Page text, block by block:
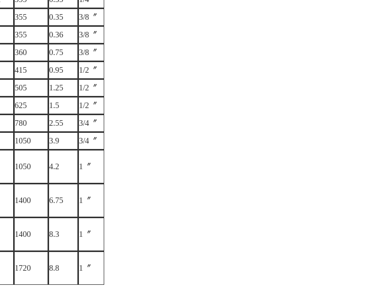
355 0.35 3/8〞
355 0.36 3/8〞
360 0.75 3/8〞
415 0.95 1/2〞
505 1.25 1/2〞
625 1.5 1/2〞
780 2.55 3/4〞
1050 3.9 3/4〞
1050 4.2 1〞
1400 6.75 1〞
1400 8.3 1〞
1720 8.8 1〞